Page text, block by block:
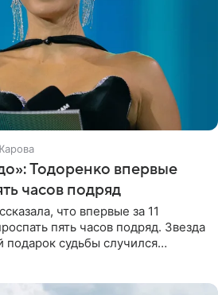
Тодоренко впервые
часов подряд
что впервые за 11
пять часов подряд. Звезда
подарок судьбы случился